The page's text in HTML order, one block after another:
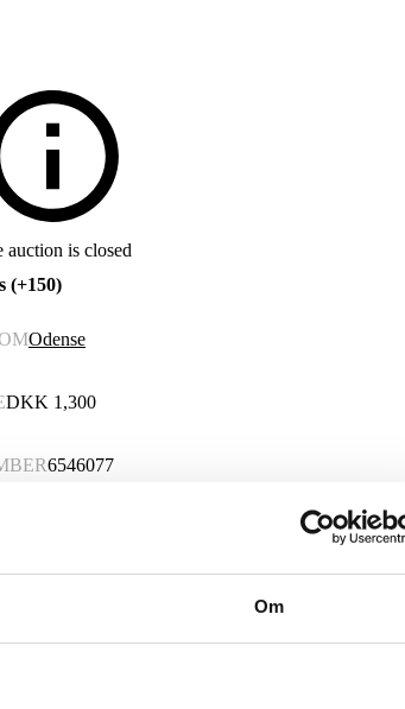
Om
auction is closed
(+150)
Odense
DKK 1,300
6546077
from Danish.